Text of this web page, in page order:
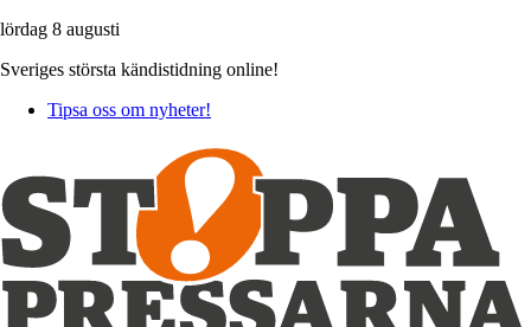
lördag 8 augusti
Sveriges största kändistidning online!
Tipsa oss om nyheter!